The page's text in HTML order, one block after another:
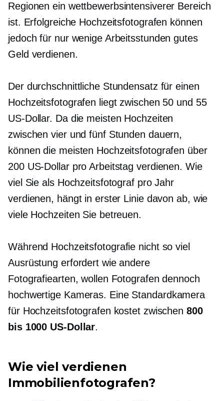
Regionen ein wettbewerbsintensiverer Bereich
ist. Erfolgreiche Hochzeitsfotografen können
jedoch für nur wenige Arbeitsstunden gutes
Geld verdienen.
Der durchschnittliche Stundensatz für einen
Hochzeitsfotografen liegt zwischen 50 und 55
US-Dollar. Da die meisten Hochzeiten
zwischen vier und fünf Stunden dauern,
können die meisten Hochzeitsfotografen über
200 US-Dollar pro Arbeitstag verdienen. Wie
viel Sie als Hochzeitsfotograf pro Jahr
verdienen, hängt in erster Linie davon ab, wie
viele Hochzeiten Sie betreuen.
Während Hochzeitsfotografie nicht so viel
Ausrüstung erfordert wie andere
Fotografiearten, wollen Fotografen dennoch
hochwertigeKameras. Eine Standardkamera
für Hochzeitsfotografen kostet zwischen 800
bis 1000 US-Dollar.
Wie viel verdienen
Immobilienfotografen?